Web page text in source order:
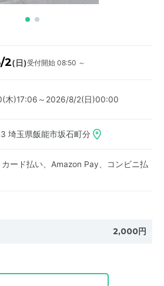
2(日)受付開始 08:50 ～
木)17:06～2026/8/2(日)00:00
埼玉県飯能市坂石町分
カード払い、Amazon Pay、コンビニ払
2,000円